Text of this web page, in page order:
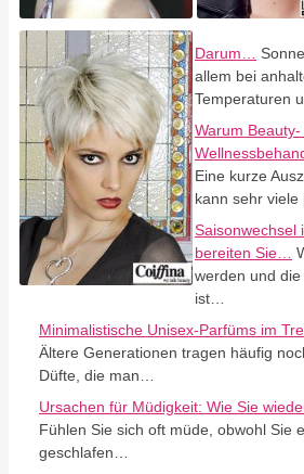
Darum…
allem bei
Temperaturen
Warum Beauty-
Eine kurze
kann sehr viele
Saisonwechsel
bereiten Sie…
werden und die
ist…
Minimalistische Unisex-Parfüms im
Ältere Generationen tragen häufig
Düfte, die man…
Ursachen für Müdigkeit: Wie Sie
Fühlen Sie sich oft müde, obwohl Sie
geschlafen…